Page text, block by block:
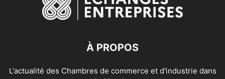
À PROPOS
L'actualité des Chambres de commerce et d'industrie dans